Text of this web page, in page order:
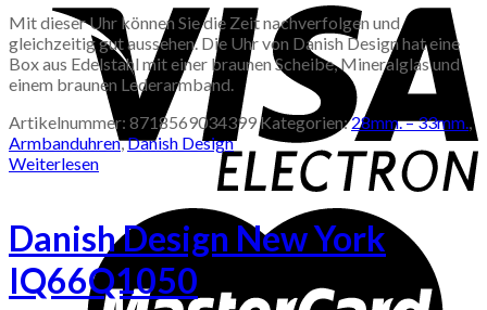
Mit dieser Uhr können Sie die Zeit nachverfolgen und
gleichzeitig gut aussehen. Die Uhr von Danish Design hat eine
Box aus Edelstahl mit einer braunen Scheibe, Mineralglas und
einem braunen Lederarmband.
Artikelnummer: 8718569034399Kategorien:28mm. – 33mm.
Armbanduhren,Danish Design
Weiterlesen
Danish Design New York
IQ66Q1050